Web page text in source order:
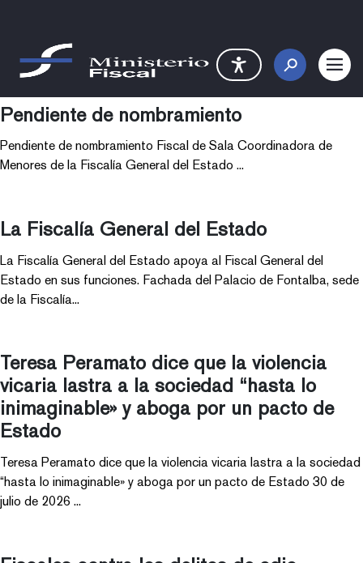
Detalle Noticia
Pendiente de nombramiento
Pendiente de nombramiento Fiscal de Sala Coordinadora de
Menores de la Fiscalía General del Estado ...
La Fiscalía General del Estado
La Fiscalía General del Estado apoya al Fiscal General del
Estado en sus funciones. Fachada del Palacio de Fontalba, sede
de la Fiscalía...
Teresa Peramato dice que la violencia
vicaria lastra a la sociedad “hasta lo
inimaginable» y aboga por un pacto de
Estado
Teresa Peramato dice que la violencia vicaria lastra a la sociedad
“hasta lo inimaginable» y aboga por un pacto de Estado 30 de
julio de 2026 ...